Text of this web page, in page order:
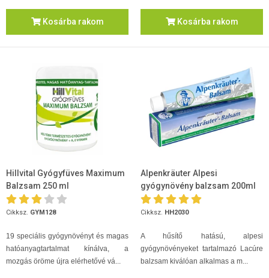
Kosárba rakom Kosárba rakom
Hillvital Gyógyfüves Maximum
Balzsam 250 ml
Cikksz. GYM128
19 speciális gyógynövényt és magas
hatóanyagtartalmat kínálva, a
mozgás öröme újra elérhetővé vá...
Alpenkräuter Alpesi
gyógynövény balzsam 200ml
Cikksz. HH2030
A hűsítő hatású, alpesi
gyógynövényeket tartalmazó Lacúre
balzsam kiválóan alkalmas a m...